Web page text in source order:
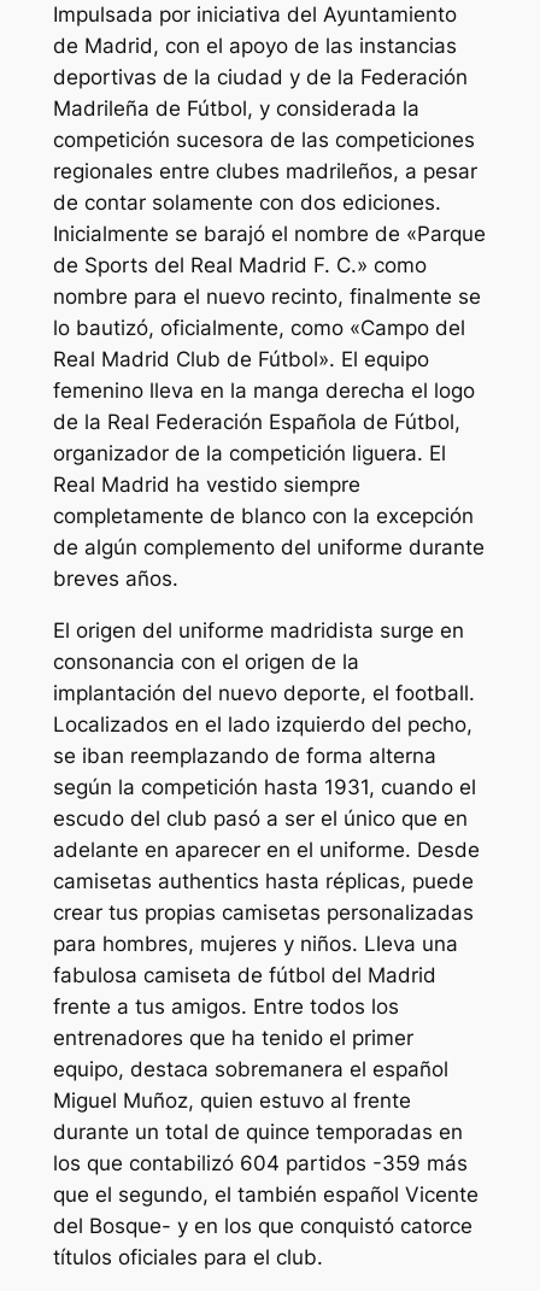
Impulsada por iniciativa del Ayuntamiento
de Madrid, con el apoyo de las instancias
deportivas de la ciudad y de la Federación
Madrileña de Fútbol, y considerada la
competición sucesora de las competiciones
regionales entre clubes madrileños, a pesar
de contar solamente con dos ediciones.
Inicialmente se barajó el nombre de «Parque
de Sports del Real Madrid F. C.» como
nombre para el nuevo recinto, finalmente se
lo bautizó, oficialmente, como «Campo del
Real Madrid Club de Fútbol». El equipo
femenino lleva en la manga derecha el logo
de la Real Federación Española de Fútbol,
organizador de la competición liguera. El
Real Madrid ha vestido siempre
completamente de blanco con la excepción
de algún complemento del uniforme durante
breves años.
El origen del uniforme madridista surge en
consonancia con el origen de la
implantación del nuevo deporte, el football.
Localizados en el lado izquierdo del pecho,
se iban reemplazando de forma alterna
según la competición hasta 1931, cuando el
escudo del club pasó a ser el único que en
adelante en aparecer en el uniforme. Desde
camisetas authentics hasta réplicas, puede
crear tus propias camisetas personalizadas
para hombres, mujeres y niños. Lleva una
fabulosa camiseta de fútbol del Madrid
frente a tus amigos. Entre todos los
entrenadores que ha tenido el primer
equipo, destaca sobremanera el español
Miguel Muñoz, quien estuvo al frente
durante un total de quince temporadas en
los que contabilizó 604 partidos -359 más
que el segundo, el también español Vicente
del Bosque- y en los que conquistó catorce
títulos oficiales para el club.